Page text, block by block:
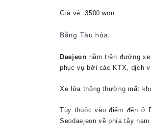
Giá vé: 3500 won
Bằng Tàu hỏa:
Daejeon nằm trên đường
phục vụ bởi các KTX, dịch
Xe lửa thông thường mất
Tùy thuộc vào điểm đến ở
Seodaejeon về phía tây